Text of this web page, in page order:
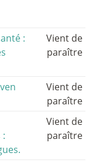
:
Vient de
paraître
Vient de
paraître
Vient de
paraître